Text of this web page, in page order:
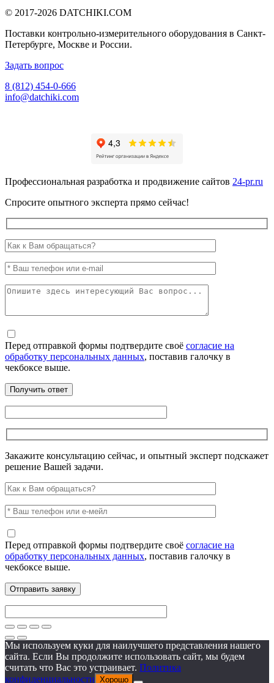
© 2017-2026 DATCHIKI.COM
Поставки контрольно-измерительного оборудования в Санкт-
Петербурге, Москве и России.
Задать вопрос
8 (812) 454-0-666
info@datchiki.com
Профессиональная разработка и продвижение сайтов 24-pr.ru
Спросите опытного эксперта прямо сейчас!
Перед отправкой формы подтвердите своё согласие на
обработку персональных данных, поставив галочку в
чекбоксе выше.
Закажите консультацию сейчас, и опытный эксперт подскажет
решение Вашей задачи.
Перед отправкой формы подтвердите своё согласие на
обработку персональных данных, поставив галочку в
чекбоксе выше.
Мы используем куки для наилучшего представления нашего
сайта. Если Вы продолжите использовать сайт, мы будем
считать что Вас это устраивает. Политика
конфиденциальности Хорошо